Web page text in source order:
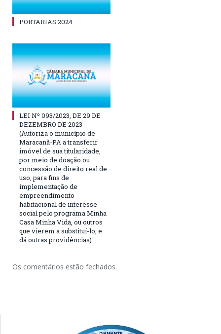
PORTARIAS 2024
LEI Nº 093/2023, DE 29 DE
DEZEMBRO DE 2023
(Autoriza o município de
Maracanã-PA a transferir
imóvel de sua titularidade,
por meio de doação ou
concessão de direito real de
uso, para fins de
implementação de
empreendimento
habitacional de interesse
social pelo programa Minha
Casa Minha Vida, ou outros
que vierem a substituí-lo, e
dá outras providências)
Os comentários estão fechados.